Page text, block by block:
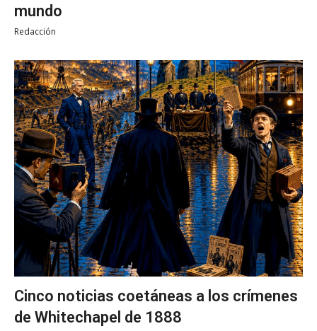
mundo
Redacción
Cinco noticias coetáneas a los crímenes
de Whitechapel de 1888